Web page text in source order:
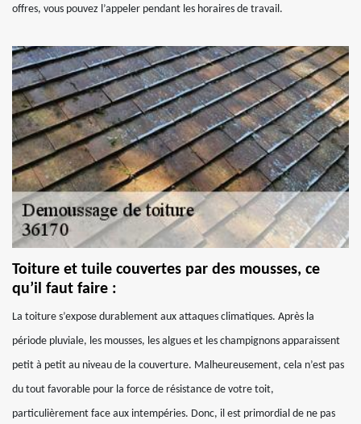
offres, vous pouvez l’appeler pendant les horaires de travail.
Toiture et tuile couvertes par des mousses, ce
qu’il faut faire :
La toiture s’expose durablement aux attaques climatiques. Après la
période pluviale, les mousses, les algues et les champignons apparaissent
petit à petit au niveau de la couverture. Malheureusement, cela n’est pas
du tout favorable pour la force de résistance de votre toit,
particulièrement face aux intempéries. Donc, il est primordial de ne pas